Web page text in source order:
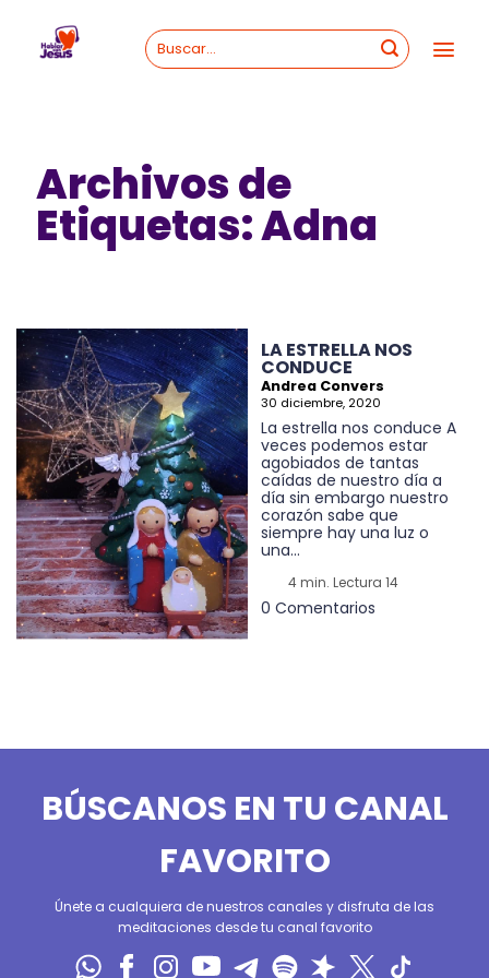
content
Archivos de
Etiquetas:Adna
LA ESTRELLA NOS
CONDUCE
Andrea Convers
30 diciembre, 2020
La estrella nos conduce A
veces podemos estar
agobiados de tantas
caídas de nuestro día a
día sin embargo nuestro
corazón sabe que
siempre hay una luz o
una...
4 min. Lectura 14
0 Comentarios
BÚSCANOS EN TU CANAL
FAVORITO
Únete a cualquiera de nuestros canales y disfruta de las
meditaciones desde tu canal favorito